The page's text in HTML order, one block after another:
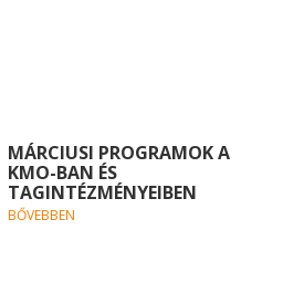
MÁRCIUSI PROGRAMOK A
KMO-BAN ÉS
TAGINTÉZMÉNYEIBEN
BŐVEBBEN